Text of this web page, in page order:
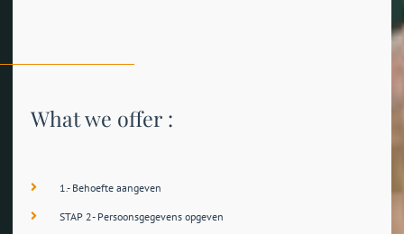
What we offer :
1.- Behoefte aangeven
STAP 2- Persoonsgegevens opgeven